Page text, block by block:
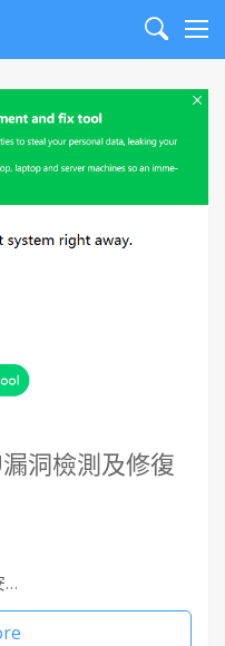
Search
洞檢測及修復
…